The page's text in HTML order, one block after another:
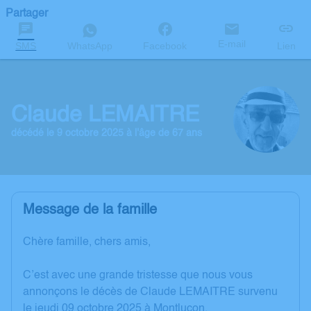
Partager
SMS WhatsApp Facebook E-mail Lien
Claude LEMAITRE
décédé le 9 octobre 2025 à l'âge de 67 ans
Message de la famille
Chère famille, chers amis,
C’est avec une grande tristesse que nous vous
annonçons le décès de Claude LEMAITRE survenu